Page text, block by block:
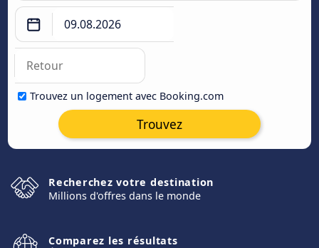
Trouvez un logement avec Booking.com
Trouvez
Recherchez votre destination
Millions d'offres dans le monde
Comparez les résultats